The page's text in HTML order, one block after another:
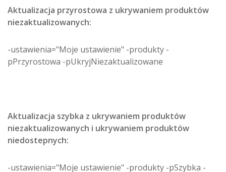
Aktualizacja przyrostowa z ukrywaniem produktów
niezaktualizowanych:
-ustawienia="Moje ustawienie" -produkty -
pPrzyrostowa -pUkryjNiezaktualizowane
Aktualizacja szybka z ukrywaniem produktów
niezaktualizowanych i ukrywaniem produktów
niedostepnych:
-ustawienia="Moje ustawienie" -produkty -pSzybka -